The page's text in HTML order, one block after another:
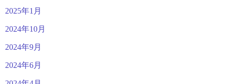
2025年1月
2024年10月
2024年9月
2024年6月